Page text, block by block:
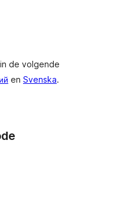
de volgende
en Svenska.